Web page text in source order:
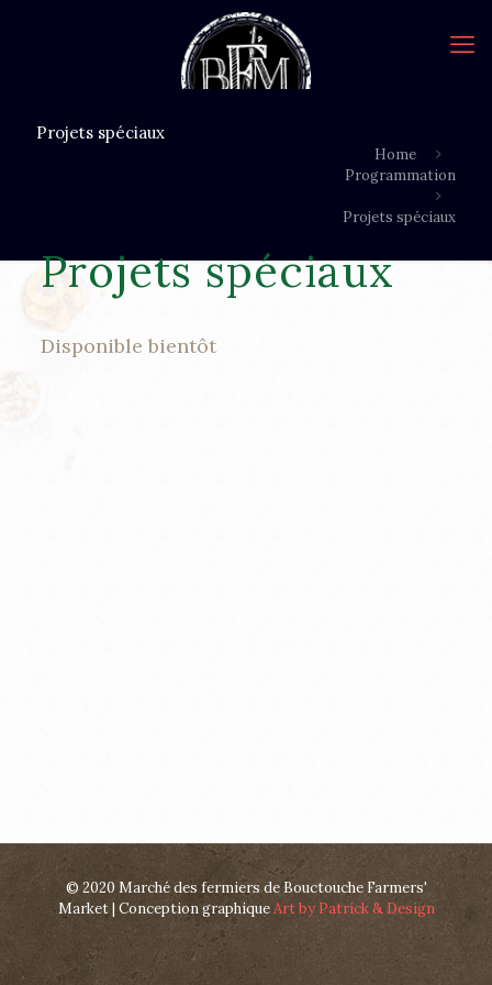
Projets spéciaux
Home
Programmation
Projets spéciaux
Projets spéciaux
Disponible bientôt
© 2020 Marché des fermiers de Bouctouche Farmers'
Market | Conception graphiqueArt by Patrick & Design